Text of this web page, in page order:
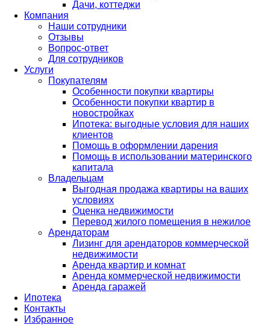
Дачи, коттеджи
Компания
Наши сотрудники
Отзывы
Вопрос-ответ
Для сотрудников
Услуги
Покупателям
Особенности покупки квартиры
Особенности покупки квартир в
новостройках
Ипотека: выгодные условия для наших
клиентов
Помощь в оформлении дарения
Помощь в использовании материнского
капитала
Владельцам
Выгодная продажа квартиры на ваших
условиях
Оценка недвижимости
Перевод жилого помещения в нежилое
Арендаторам
Лизинг для арендаторов коммерческой
недвижимости
Аренда квартир и комнат
Аренда коммерческой недвижимости
Аренда гаражей
Ипотека
Контакты
Избранное